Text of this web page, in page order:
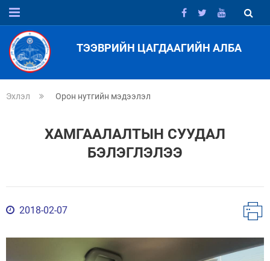
ТЭЭВРИЙН ЦАГДААГИЙН АЛБА
Эхлэл Орон нутгийн мэдээлэл
ХАМГААЛАЛТЫН СУУДАЛ
БЭЛЭГЛЭЛЭЭ
2018-02-07